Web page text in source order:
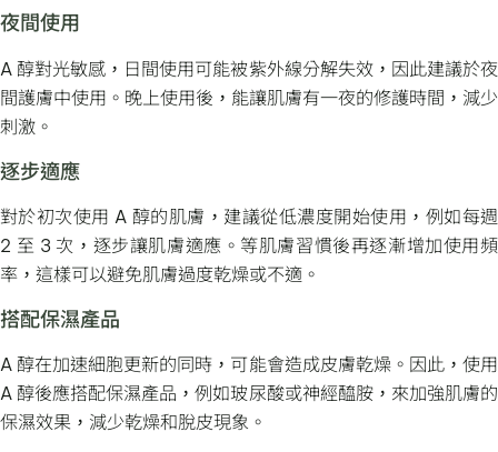
夜間使用
A 醇對光敏感，日間使用可能被紫外線分解失效，因此建議於夜
間護膚中使用。晚上使用後，能讓肌膚有一夜的修護時間，減少
刺激。
逐步適應
對於初次使用 A 醇的肌膚，建議從低濃度開始使用，例如每週
2 至 3 次，逐步讓肌膚適應。等肌膚習慣後再逐漸增加使用頻
率，這樣可以避免肌膚過度乾燥或不適。
搭配保濕產品
A 醇在加速細胞更新的同時，可能會造成皮膚乾燥。因此，使用
A 醇後應搭配保濕產品，例如玻尿酸或神經醯胺，來加強肌膚的
保濕效果，減少乾燥和脫皮現象。